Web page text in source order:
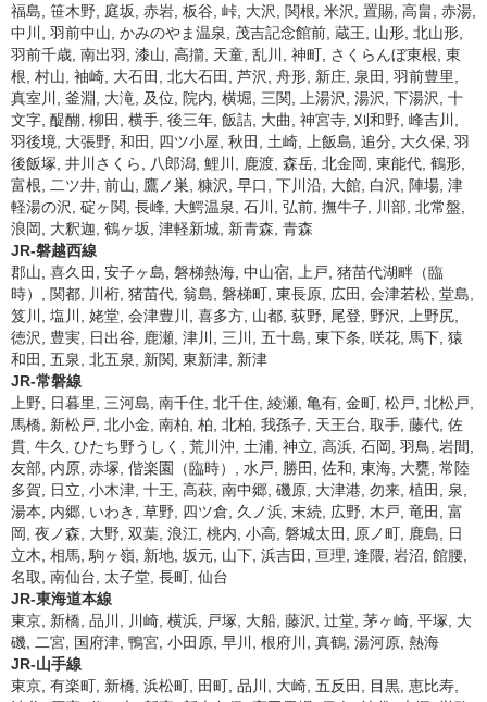
福島, 笹木野, 庭坂, 赤岩, 板谷, 峠, 大沢, 関根, 米沢, 置賜, 高畠, 赤湯,
中川, 羽前中山, かみのやま温泉, 茂吉記念館前, 蔵王, 山形, 北山形,
羽前千歳, 南出羽, 漆山, 高擶, 天童, 乱川, 神町, さくらんぼ東根, 東
根, 村山, 袖崎, 大石田, 北大石田, 芦沢, 舟形, 新庄, 泉田, 羽前豊里,
真室川, 釜淵, 大滝, 及位, 院内, 横堀, 三関, 上湯沢, 湯沢, 下湯沢, 十
文字, 醍醐, 柳田, 横手, 後三年, 飯詰, 大曲, 神宮寺, 刈和野, 峰吉川,
羽後境, 大張野, 和田, 四ツ小屋, 秋田, 土崎, 上飯島, 追分, 大久保, 羽
後飯塚, 井川さくら, 八郎潟, 鯉川, 鹿渡, 森岳, 北金岡, 東能代, 鶴形,
富根, 二ツ井, 前山, 鷹ノ巣, 糠沢, 早口, 下川沿, 大館, 白沢, 陣場, 津
軽湯の沢, 碇ヶ関, 長峰, 大鰐温泉, 石川, 弘前, 撫牛子, 川部, 北常盤,
浪岡, 大釈迦, 鶴ヶ坂, 津軽新城, 新青森, 青森
JR-磐越西線
郡山, 喜久田, 安子ヶ島, 磐梯熱海, 中山宿, 上戸, 猪苗代湖畔（臨
時）, 関都, 川桁, 猪苗代, 翁島, 磐梯町, 東長原, 広田, 会津若松, 堂島,
笈川, 塩川, 姥堂, 会津豊川, 喜多方, 山都, 荻野, 尾登, 野沢, 上野尻,
徳沢, 豊実, 日出谷, 鹿瀬, 津川, 三川, 五十島, 東下条, 咲花, 馬下, 猿
和田, 五泉, 北五泉, 新関, 東新津, 新津
JR-常磐線
上野, 日暮里, 三河島, 南千住, 北千住, 綾瀬, 亀有, 金町, 松戸, 北松戸,
馬橋, 新松戸, 北小金, 南柏, 柏, 北柏, 我孫子, 天王台, 取手, 藤代, 佐
貫, 牛久, ひたち野うしく, 荒川沖, 土浦, 神立, 高浜, 石岡, 羽鳥, 岩間,
友部, 内原, 赤塚, 偕楽園（臨時）, 水戸, 勝田, 佐和, 東海, 大甕, 常陸
多賀, 日立, 小木津, 十王, 高萩, 南中郷, 磯原, 大津港, 勿来, 植田, 泉,
湯本, 内郷, いわき, 草野, 四ツ倉, 久ノ浜, 末続, 広野, 木戸, 竜田, 富
岡, 夜ノ森, 大野, 双葉, 浪江, 桃内, 小高, 磐城太田, 原ノ町, 鹿島, 日
立木, 相馬, 駒ヶ嶺, 新地, 坂元, 山下, 浜吉田, 亘理, 逢隈, 岩沼, 館腰,
名取, 南仙台, 太子堂, 長町, 仙台
JR-東海道本線
東京, 新橋, 品川, 川崎, 横浜, 戸塚, 大船, 藤沢, 辻堂, 茅ヶ崎, 平塚, 大
磯, 二宮, 国府津, 鴨宮, 小田原, 早川, 根府川, 真鶴, 湯河原, 熱海
JR-山手線
東京, 有楽町, 新橋, 浜松町, 田町, 品川, 大崎, 五反田, 目黒, 恵比寿,